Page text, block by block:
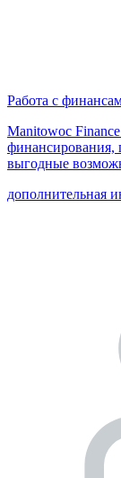
Работа с
Manitowoc
финансирования,
выгодные
дополнительная